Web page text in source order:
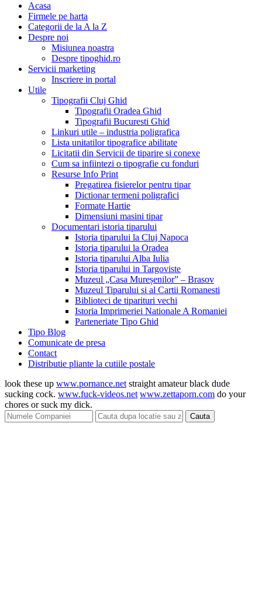
Acasa
Firmele pe harta
Categorii de la A la Z
Despre noi
Misiunea noastra
Despre tipoghid.ro
Servicii marketing
Inscriere in portal
Utile
Tipografii Cluj Ghid
Tipografii Oradea Ghid
Tipografii Bucuresti Ghid
Linkuri utile – industria poligrafica
Lista unitatilor tipografice abilitate
Licitatii din Servicii de tiparire si conexe
Cum sa infiintezi o tipografie cu fonduri
Resurse Info Print
Pregatirea fisierelor pentru tipar
Dictionar termeni poligrafici
Formate Hartie
Dimensiuni masini tipar
Documentari istoria tiparului
Istoria tiparului la Cluj Napoca
Istoria tiparului la Oradea
Istoria tiparului Alba Iulia
Istoria tiparului in Targoviste
Muzeul „Casa Mureșenilor” – Brasov
Muzeul Tiparului si al Cartii Romanesti
Biblioteci de tiparituri vechi
Istoria Imprimeriei Nationale A Romaniei
Parteneriate Tipo Ghid
Tipo Blog
Comunicate de presa
Contact
Distributie pliante la cutiile postale
look these up www.pornance.net straight amateur black dude
sucking cock. www.fuck-videos.net www.zettaporn.com do your
chores or suck my dick.